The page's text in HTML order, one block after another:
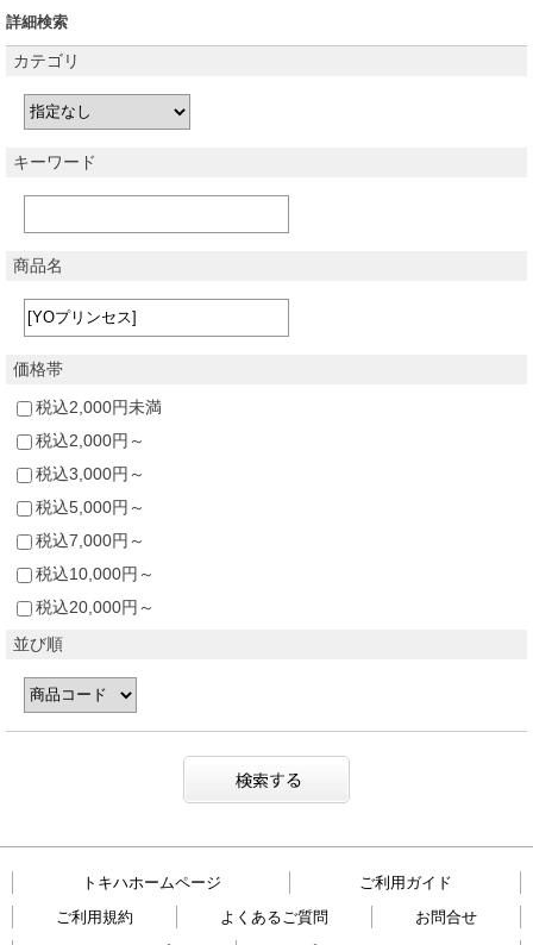
詳細検索
カテゴリ
キーワード
商品名
価格帯
税込2,000円未満
税込2,000円～
税込3,000円～
税込5,000円～
税込7,000円～
税込10,000円～
税込20,000円～
並び順
トキハホームページ
ご利用ガイド
ご利用規約
よくあるご質問
お問合せ